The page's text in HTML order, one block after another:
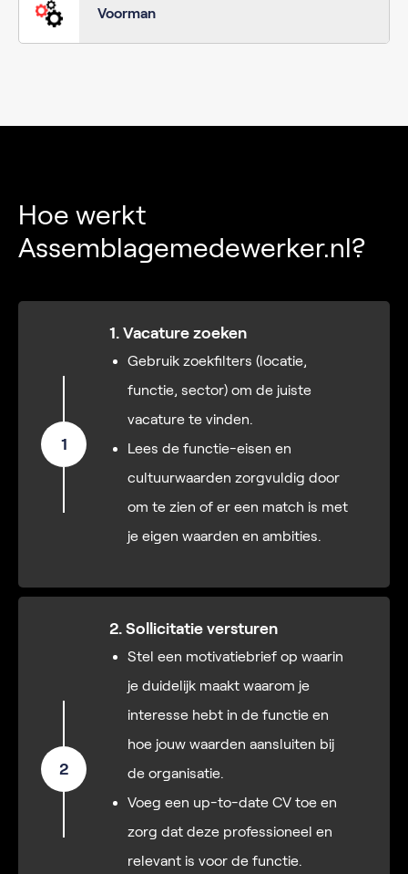
Voorman
Hoe werkt
Assemblagemedewerker.nl?
1
1. Vacature zoeken
Gebruik zoekfilters (locatie,
functie, sector) om de juiste
vacature te vinden.
Lees de functie-eisen en
cultuurwaarden zorgvuldig door
om te zien of er een match is met
je eigen waarden en ambities.
2
2. Sollicitatie versturen
Stel een motivatiebrief op waarin
je duidelijk maakt waarom je
interesse hebt in de functie en
hoe jouw waarden aansluiten bij
de organisatie.
Voeg een up-to-date CV toe en
zorg dat deze professioneel en
relevant is voor de functie.